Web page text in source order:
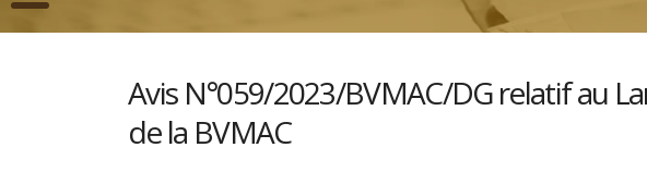
Avis N°059/2023/BVMAC/DG relatif au
de la BVMAC